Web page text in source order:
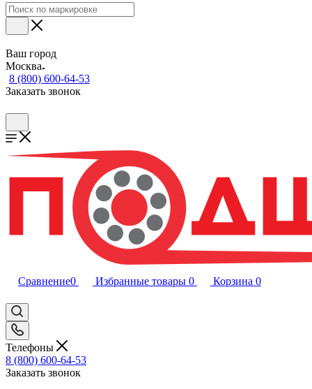
Ваш город
Москва
8 (800) 600-64-53
Заказать звонок
Сравнение0 Избранные товары 0 Корзина 0
Телефоны
8 (800) 600-64-53
Заказать звонок